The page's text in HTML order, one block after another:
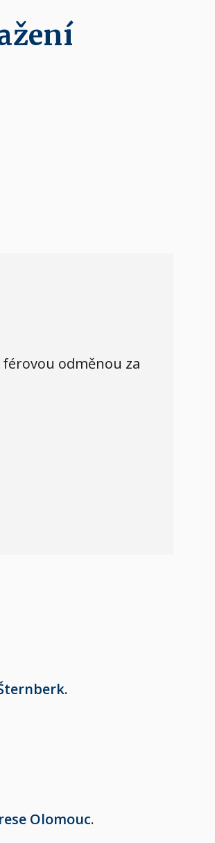
odměnou za
.
Olomouc.